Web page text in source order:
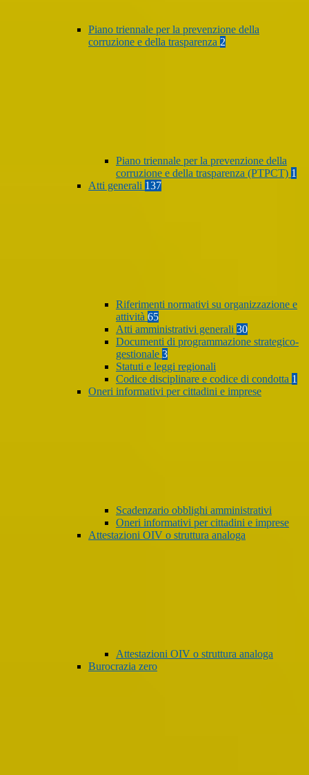
Piano triennale per la prevenzione della
corruzione e della trasparenza 2
Piano triennale per la prevenzione della
corruzione e della trasparenza (PTPCT) 1
Atti generali 137
Riferimenti normativi su organizzazione e
attività 65
Atti amministrativi generali 30
Documenti di programmazione strategico-
gestionale 3
Statuti e leggi regionali
Codice disciplinare e codice di condotta 1
Oneri informativi per cittadini e imprese
Scadenzario obblighi amministrativi
Oneri informativi per cittadini e imprese
Attestazioni OIV o struttura analoga
Attestazioni OIV o struttura analoga
Burocrazia zero